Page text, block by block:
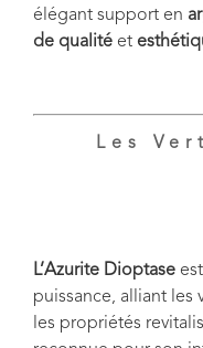
élégant support en
de qualité et
Les
L’Azurite Dioptase
puissance, alliant les
les propriétés